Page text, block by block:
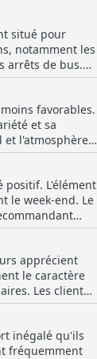
situé pour
notamment les
arrêts de bus.
sites et
du QT
Son ambiance
cœur de Perth.
favorables.
et sa
et l'atmosphère
préférant un
en particulier
comme des
pour
positif. L'élément
le week-end. Le
pour sa
Le petit-
plats
lundis et
pourrait
au QT Perth
apprécient
le caractère
Les clients
peignoirs
quelques
inégalé qu'ils
fréquemment